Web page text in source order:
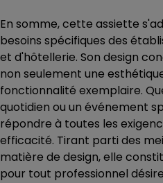
En somme, cette assiette
besoins spécifiques des
et d'hôtellerie. Son design
non seulement une
fonctionnalité exemplaire.
quotidien ou un événement
répondre à toutes les
efficacité. Tirant parti des
matière de design, elle
pour tout professionnel